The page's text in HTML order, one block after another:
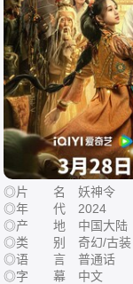
◎片 名 妖神令
◎年 代 2024
◎产 地 中国大陆
◎类 别 奇幻/古装
◎语 言 普通话
◎字 幕 中文